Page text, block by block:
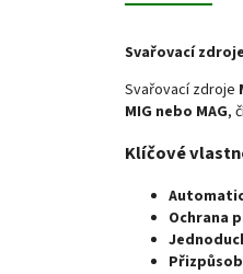
Svařovací
Svařovací zdroje
MIG nebo MAG,
Klíčové
Ochrana